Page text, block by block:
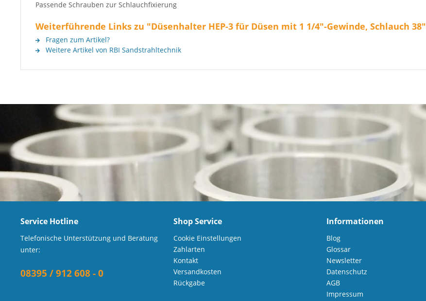
Passende Schrauben zur Schlauchfixierung
Weiterführende Links zu "Düsenhalter HEP-3 für Düsen mit 1 1/4"-Gewinde, Schlauch 38"
Fragen zum Artikel?
Weitere Artikel von RBI Sandstrahltechnik
Service Hotline
Telefonische Unterstützung und Beratung
unter:
08395 / 912 608 - 0
Shop Service
Cookie Einstellungen
Zahlarten
Kontakt
Versandkosten
Rückgabe
Informationen
Blog
Glossar
Newsletter
Datenschutz
AGB
Impressum